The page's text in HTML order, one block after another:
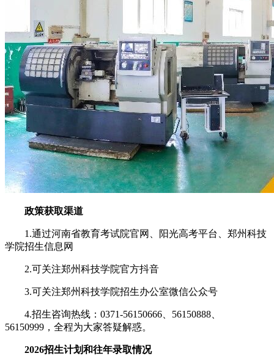
政策获取渠道
1.通过河南省教育考试院官网、阳光高考平台、郑州科技
学院招生信息网
2.可关注郑州科技学院官方抖音
3.可关注郑州科技学院招生办公室微信公众号
4.招生咨询热线：0371-56150666、56150888、
56150999，全程为大家答疑解惑。
2026招生计划和往年录取情况